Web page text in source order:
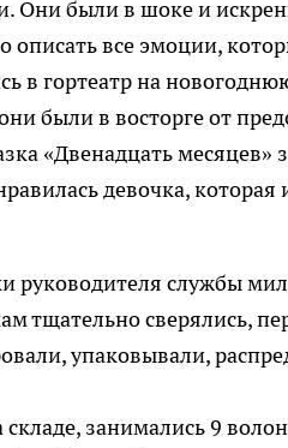
Они были в шоке и
описать все эмоции,
в гортеатр на
были в восторге от
«Двенадцать
девочка, которая
руководителя службы
тщательно сверялись,
упаковывали,
занимались 9